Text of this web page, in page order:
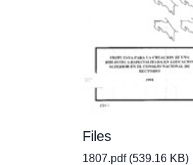
Files
1807.pdf(539.16 KB)